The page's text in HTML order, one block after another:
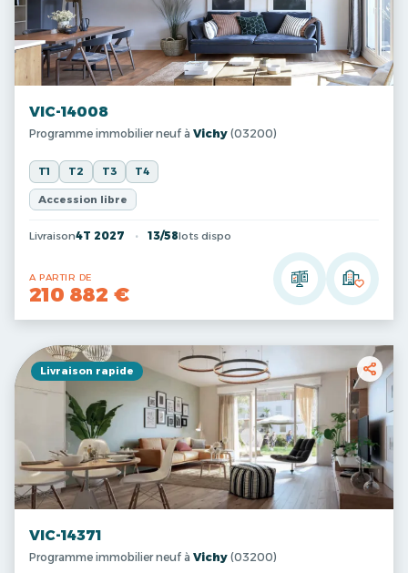
VIC-14008
Programme immobilier neuf à Vichy (03200)
T1 T2 T3 T4
Accession libre
Livraison4T 2027 13/58lots dispo
A PARTIR DE
210 882 €
Livraison rapide
VIC-14371
Programme immobilier neuf à Vichy (03200)